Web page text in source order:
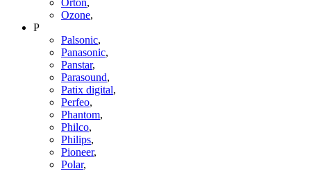
Ozone,
P
Palsonic,
Panasonic,
Panstar,
Parasound,
Patix digital,
Perfeo,
Phantom,
Philco,
Philips,
Pioneer,
Polar,